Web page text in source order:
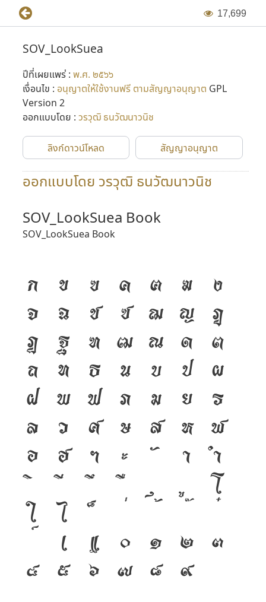
17,699
SOV_LookSuea
ปีที่เผยแพร่ : พ.ศ. ๒๕๖๖
เงื่อนไข : อนุญาตให้ใช้งานฟรี ตามสัญญาอนุญาต GPL
Version 2
ออกแบบโดย : วรวุฒิ ธนวัฒนาวนิช
ลิงก์ดาวน์โหลด สัญญาอนุญาต
ออกแบบโดย วรวุฒิ ธนวัฒนาวนิช
SOV_LookSuea Book
SOV_LookSuea Book
ก ข ฃ ค ฅ ฆ
ง
จ
ฉ ช ซ ฌ ญ ฎ
ฏ
ฐ ฑ ฒ ณ ด
ต
ถ
ท ธ น บ ป
ผ
ฝ พ ฟ ภ ม ย
ร
ล
ว ศ ษ ส ห ฬ
อ
ฮ ฯ ะ า
ำ
โ
ใ
ไ
เ
แ ๐ ๑ ๒ ๓
๔
๕ ๖ ๗ ๘ ๙